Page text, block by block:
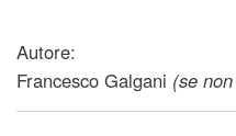
about La nostra vera casa:
Autore:
Francesco Galgani (se